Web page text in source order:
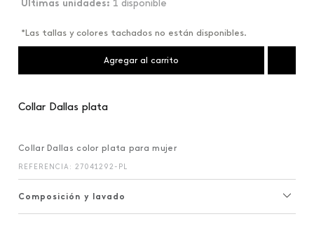
1 disponible
*Las tallas y colores tachados no están disponibles.
Agregar al carrito
Collar Dallas plata
Collar Dallas color plata para mujer
REFERENCIA : 27041292-PL
Composición y lavado